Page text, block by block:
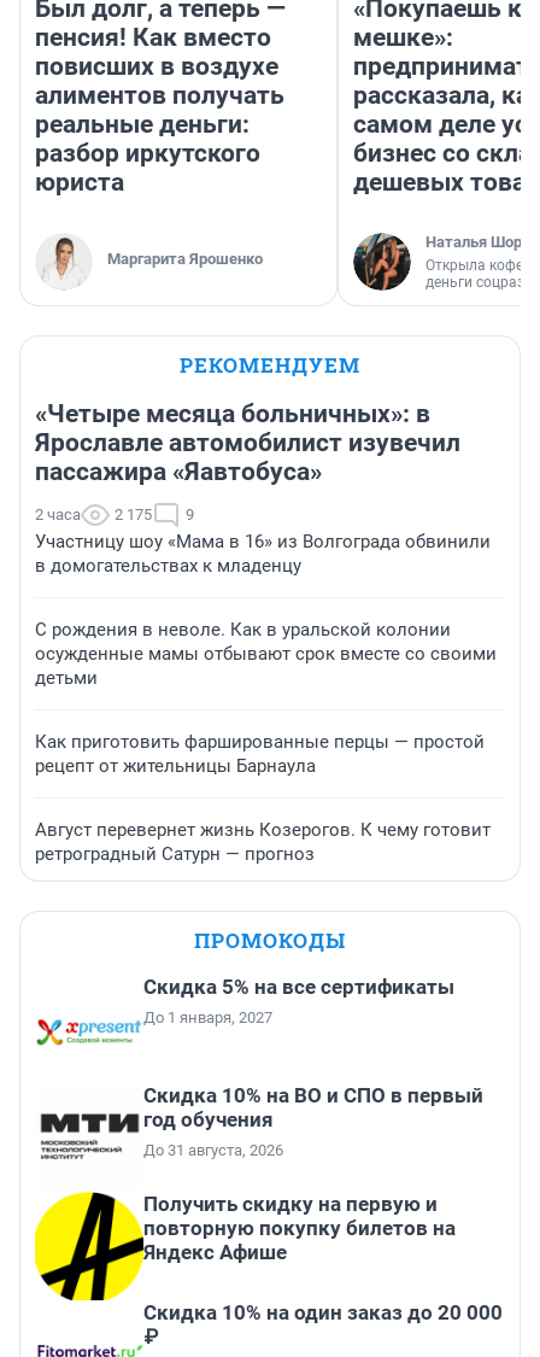
Был долг, а теперь —
пенсия! Как вместо
повисших в воздухе
алиментов получать
реальные деньги:
разбор иркутского
юриста
Маргарита Ярошенко
«Покупаешь
мешке»:
рассказала,
самом деле
бизнес со
дешевых
Наталья
Открыла
деньги
РЕКОМЕНДУЕМ
«Четыре месяца больничных»: в
Ярославле автомобилист изувечил
пассажира «Яавтобуса»
2 часа 2 175 9
Участницу шоу «Мама в 16» из Волгограда обвинили
в домогательствах к младенцу
С рождения в неволе. Как в уральской колонии
осужденные мамы отбывают срок вместе со своими
детьми
Как приготовить фаршированные перцы — простой
рецепт от жительницы Барнаула
Август перевернет жизнь Козерогов. К чему готовит
ретроградный Сатурн — прогноз
ПРОМОКОДЫ
Скидка 5% на все сертификаты
До 1 января, 2027
Скидка 10% на ВО и СПО в первый
год обучения
До 31 августа, 2026
Получить скидку на первую и
повторную покупку билетов на
Яндекс Афише
Скидка 10% на один заказ до 20 000
₽